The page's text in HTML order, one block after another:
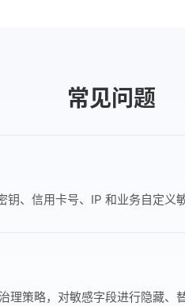
常见问题
、信用卡号、IP 和业务自定义
策略，对敏感字段进行隐藏、